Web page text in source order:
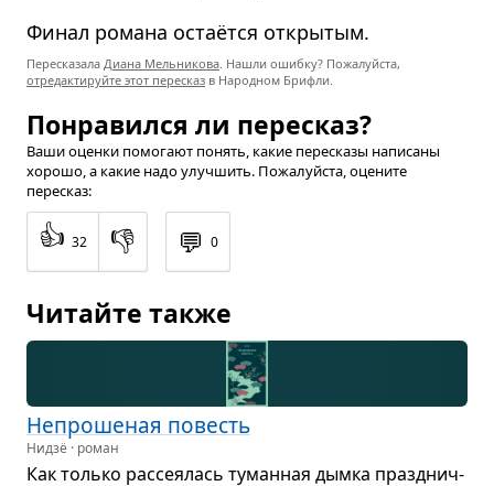
Финал романа остаётся открытым.
Пересказала Диана Мельникова. Нашли ошибку? Пожалуйста,
отредактируйте этот пересказ в Народном Брифли.
Понравился ли пересказ?
Ваши оценки помогают понять, какие пересказы написаны
хорошо, а какие надо улучшить. Пожалуйста, оцените
пересказ:
👍 32 👎 💬 0
Читайте также
Непро­ше­ная повесть
Нидзё · роман
Как только рас­се­я­лась туман­ная дымка празд­нич­